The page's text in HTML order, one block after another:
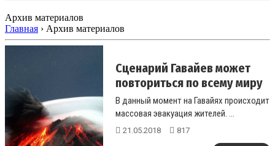
Архив материалов
Главная › Архив материалов
Сценарий Гавайев может
повториться по всему миру
В данный момент на Гавайях происходит
массовая эвакуация жителей. ...
21.05.2018 817